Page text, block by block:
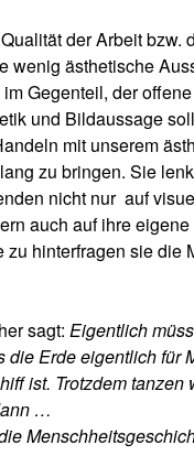
der Arbeit bzw.
wenig ästhetische
Gegenteil, der
und Bildaussage
mit unserem
zu bringen. Sie
nicht nur auf
auch auf ihre eigene
zu hinterfragen sie die
sagt: Eigentlich
die Erde eigentlich für
ist. Trotzdem tanzen
…